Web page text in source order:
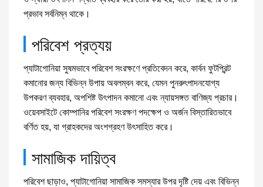
প্রভাব সর্বনিম্ন থাকে।
পরিবেশ প্রত্যয়
প্যাটাগোনিয়া সুষমভাবে পরিবেশ সংরক্ষণে প্রতিবেদন করে, কার্বন ফুটপ্রিন্ট
কমানোর জন্য বিভিন্ন উপায় অবলম্বন করে, যেমন পুনরুৎপাদনযোগ্য
উপকরণ ব্যবহার, অপশিষ্ট উৎপাদন কমানো এবং ন্যায়সঙ্গত বাণিজ্য প্রচার।
ওয়েবসাইটে কোম্পানির পরিবেশ সংরক্ষণ পদক্ষেপ ও অর্জন বিস্তারিতভাবে
বর্ণিত হয়, যা গ্রাহকদের অংশগ্রহণ উৎসাহিত করে।
সামাজিক দায়িত্ব
পরিবেশ ছাড়াও, প্যাটাগোনিয়া সামাজিক সমস্যার উপর দৃষ্টি দেয় এবং বিভিন্ন